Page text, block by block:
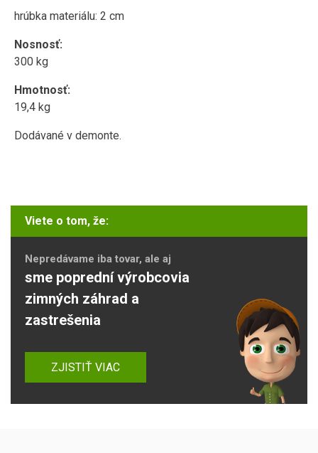
hrúbka materiálu: 2 cm
Nosnosť:
300 kg
Hmotnosť:
19,4 kg
Dodávané v demonte.
Viete o tom, že:
Nepredávame iba tovar, ale aj
sme poprední výrobcovia
zimných záhrad a
zastrešenia
ZJISTIŤ VIAC